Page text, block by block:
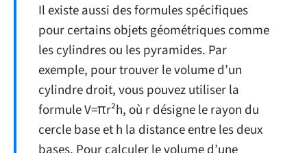
Il existe aussi des formules spécifiques
pour certains objets géométriques comme
les cylindres ou les pyramides. Par
exemple, pour trouver le volume d’un
cylindre droit, vous pouvez utiliser la
formule V=πr²h, où r désigne le rayon du
cercle base et h la distance entre les deux